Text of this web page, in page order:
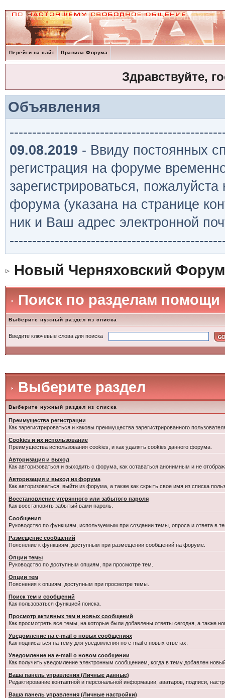
Перейти на сайт Правила Форума
Здравствуйте,
Объявления
09.08.2019 - Ввиду постоянных
регистрация на форуме
зарегистрироваться,
форума (указана на странице
ник и Ваш адрес электронной
Новый Черняховский Форум
Поиск по разделам помощи
Выберите нужный раздел из списка
Введите ключевые слова для поиска
Выберите раздел
Выберите нужный раздел из списка
Преимущества регистрации
Как зарегистрироваться и каковы преимущества зарегистрированного
Cookies и их использование
Преимущества использования cookies, и как удалять cookies данного форума.
Авторизация и выход
Как авторизоваться и выходить с форума, как оставаться анонимным и не
Авторизация и выход из форума
Как авторизоваться, выйти из форума, а также как скрыть свое имя из списка
Восстановление утерянного или забытого пароля
Как восстановить забытый вами пароль.
Сообщения
Руководство по функциям, используемым при создании темы, опроса и ответа в
Размещение сообщений
Пояснение к функциям, доступным при размещении сообщений на форуме.
Опции темы
Руководство по доступным опциям, при просмотре тем.
Опции тем
Пояснения к опциям, доступным при просмотре темы.
Поиск тем и сообщений
Как пользоваться функцией поиска.
Просмотр активных тем и новых сообщений
Как просмотреть все темы, на которые были добавлены ответы сегодня, а также
Уведомление на e-mail о новых сообщениях
Как подписаться на тему для уведомления по e-mail о новых ответах.
Уведомление на е-mail о новом сообщении
Как получить уведомление электронным сообщением, когда в тему добавлен
Ваша панель управления (Личные данные)
Редактирование контактной и персональной информации, аватаров, подписи,
Ваша панель управления (Личные настройки)